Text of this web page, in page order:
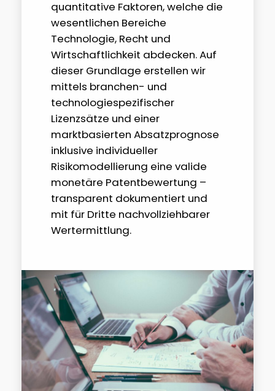
quantitative Faktoren, welche die
wesentlichen Bereiche
Technologie, Recht und
Wirtschaftlichkeit abdecken. Auf
dieser Grundlage erstellen wir
mittels branchen- und
technologiespezifischer
Lizenzsätze und einer
marktbasierten Absatzprognose
inklusive individueller
Risikomodellierung eine valide
monetäre Patentbewertung –
transparent dokumentiert und
mit für Dritte nachvollziehbarer
Wertermittlung.